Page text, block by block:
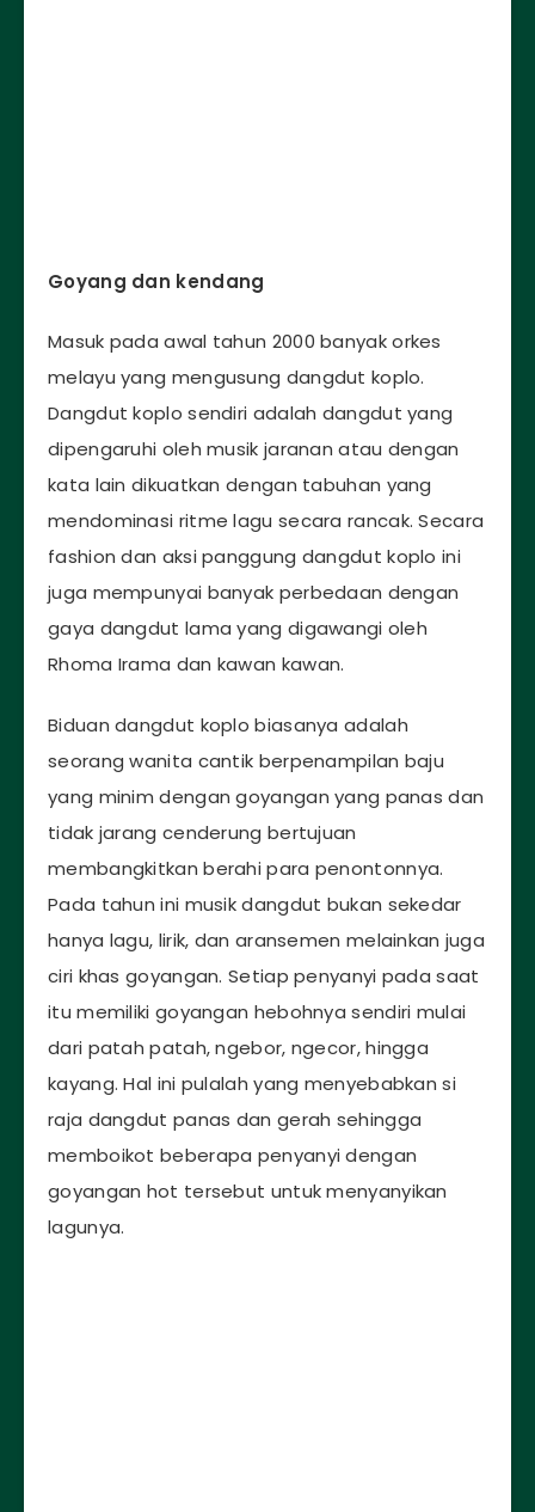
Goyang dan kendang
Masuk pada awal tahun 2000 banyak orkes
melayu yang mengusung dangdut koplo.
Dangdut koplo sendiri adalah dangdut yang
dipengaruhi oleh musik jaranan atau dengan
kata lain dikuatkan dengan tabuhan yang
mendominasi ritme lagu secara rancak. Secara
fashion dan aksi panggung dangdut koplo ini
juga mempunyai banyak perbedaan dengan
gaya dangdut lama yang digawangi oleh
Rhoma Irama dan kawan kawan.
Biduan dangdut koplo biasanya adalah
seorang wanita cantik berpenampilan baju
yang minim dengan goyangan yang panas dan
tidak jarang cenderung bertujuan
membangkitkan berahi para penontonnya.
Pada tahun ini musik dangdut bukan sekedar
hanya lagu, lirik, dan aransemen melainkan juga
ciri khas goyangan. Setiap penyanyi pada saat
itu memiliki goyangan hebohnya sendiri mulai
dari patah patah, ngebor, ngecor, hingga
kayang. Hal ini pulalah yang menyebabkan si
raja dangdut panas dan gerah sehingga
memboikot beberapa penyanyi dengan
goyangan hot tersebut untuk menyanyikan
lagunya.